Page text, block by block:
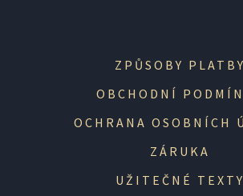
ZPŮSOBY PLATBY
OBCHODNÍ
OCHRANA OSOBNÍCH
ZÁRUKA
UŽITEČNÉ TEXTY